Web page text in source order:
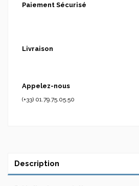
Paiement Sécurisé
Livraison
Appelez-nous
(+33) 01.79.75.05.50
Description